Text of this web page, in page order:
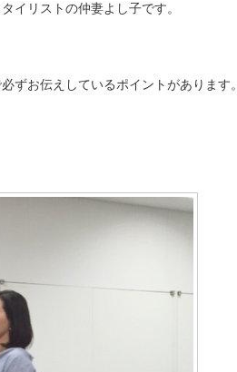
イリストの仲妻よし子です。
ずお伝えしているポイントがあります。